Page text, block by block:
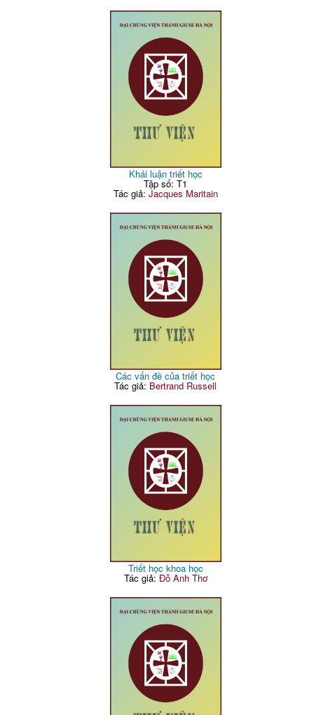
Khái luận triết học
Tập số: T1
Tác giả: Jacques Maritain
Các vấn đề của triết học
Tác giả: Bertrand Russell
Triết học khoa học
Tác giả:Đỗ Anh Thơ